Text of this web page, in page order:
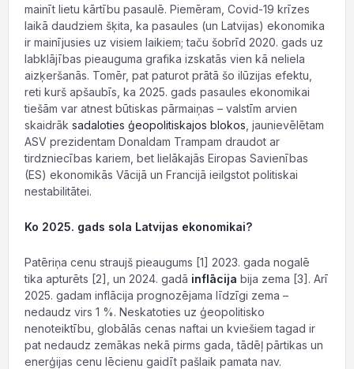
mainīt lietu kārtību pasaulē. Piemēram, Covid-19 krīzes
laikā daudziem šķita, ka pasaules (un Latvijas) ekonomika
ir mainījusies uz visiem laikiem; taču šobrīd 2020. gads uz
labklājības pieauguma grafika izskatās vien kā neliela
aizķeršanās. Tomēr, pat paturot prātā šo ilūzijas efektu,
reti kurš apšaubīs, ka 2025. gads pasaules ekonomikai
tiešām var atnest būtiskas pārmaiņas – valstīm arvien
skaidrāk sadaloties ģeopolitiskajos blokos , jaunievēlētam
ASV prezidentam Donaldam Trampam draudot ar
tirdzniecības kariem, bet lielākajās Eiropas Savienības
(ES) ekonomikās Vācijā un Francijā ieilgstot politiskai
nestabilitātei.
Ko 2025. gads sola Latvijas ekonomikai?
Patēriņa cenu straujš pieaugums [1] 2023. gada nogalē
tika apturēts [2], un 2024. gadā inflācija bija zema [3]. Arī
2025. gadam inflācija prognozējama līdzīgi zema –
nedaudz virs 1 %. Neskatoties uz ģeopolitisko
nenoteiktību, globālās cenas naftai un kviešiem tagad ir
pat nedaudz zemākas nekā pirms gada, tādēļ pārtikas un
enerģijas cenu lēcienu gaidīt pašlaik pamata nav.